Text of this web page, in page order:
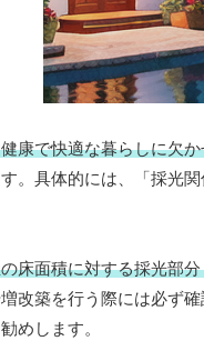
康で快適な暮らしに欠
。具体的には、「採光
床面積に対する採光部
改築を行う際には必ず
めします。